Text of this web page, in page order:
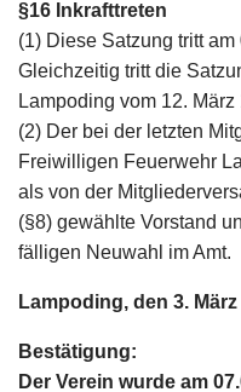
§16 Inkrafttreten
(1) Diese Satzung tritt
Gleichzeitig tritt die
Lampoding vom 12.
(2) Der bei der letzten
Freiwilligen Feuerwehr
als von der
(§8) gewählte Vorstand
fälligen Neuwahl im Amt.
Lampoding, den 3. März
Bestätigung:
Der Verein wurde am